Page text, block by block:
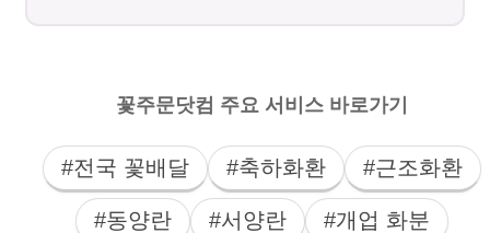
꽃주문닷컴 주요 서비스 바로가기
#전국 꽃배달 #축하화환 #근조화환
#동양란 #서양란 #개업 화분